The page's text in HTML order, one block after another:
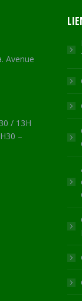
Avenue
/ 13H
–